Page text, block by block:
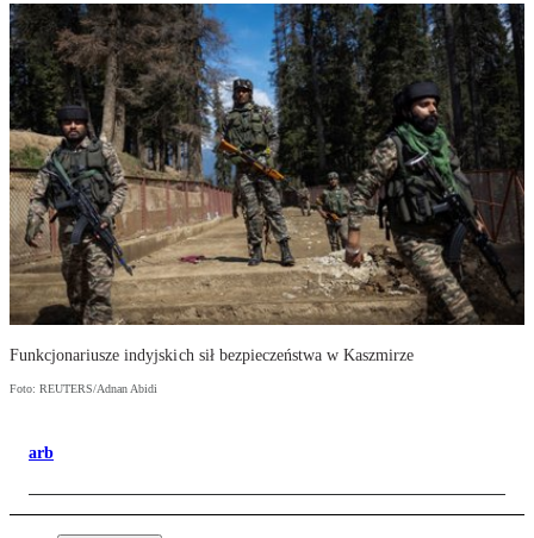
Funkcjonariusze indyjskich sił bezpieczeństwa w Kaszmirze
Foto: REUTERS/Adnan Abidi
arb